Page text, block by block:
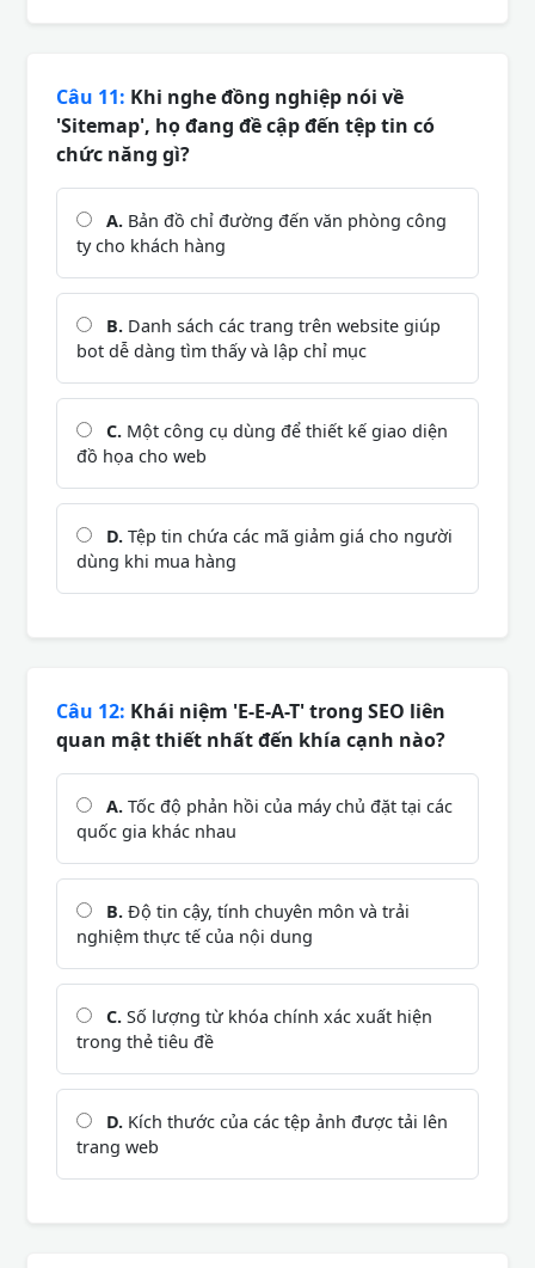
Câu 11: Khi nghe đồng nghiệp nói về
'Sitemap', họ đang đề cập đến tệp tin có
chức năng gì?
A. Bản đồ chỉ đường đến văn phòng công
ty cho khách hàng
B. Danh sách các trang trên website giúp
bot dễ dàng tìm thấy và lập chỉ mục
C. Một công cụ dùng để thiết kế giao diện
đồ họa cho web
D. Tệp tin chứa các mã giảm giá cho người
dùng khi mua hàng
Câu 12: Khái niệm 'E-E-A-T' trong SEO liên
quan mật thiết nhất đến khía cạnh nào?
A. Tốc độ phản hồi của máy chủ đặt tại các
quốc gia khác nhau
B. Độ tin cậy, tính chuyên môn và trải
nghiệm thực tế của nội dung
C. Số lượng từ khóa chính xác xuất hiện
trong thẻ tiêu đề
D. Kích thước của các tệp ảnh được tải lên
trang web